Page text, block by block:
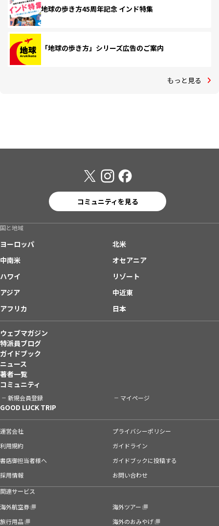
地球の歩き方45周年記念 インド特集
「地球の歩き方」シリーズ広告のご案内
もっと見る
コミュニティを見る
国と地域
ヨーロッパ
北米
中南米
オセアニア
ハワイ
リゾート
アジア
中近東
アフリカ
日本
ウェブマガジン
特派員ブログ
ガイドブック
ニュース
著者一覧
コミュニティ
新規会員登録 マイページ
GOOD LUCK TRIP
運営会社
プライバシーポリシー
利用規約
ガイドライン
書店御担当者様へ
ガイドブックに投稿する
採用情報
お問い合わせ
関連サービス
海外航空券
海外ツアー
旅行用品
海外のおみやげ